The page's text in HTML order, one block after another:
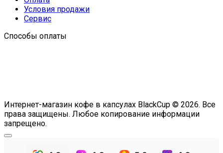
Условия продажи
Сервис
Способы оплаты
Интернет-магазин кофе в капсулах BlackCup © 2026. Все
права защищены. Любое копирование информации
запрещено.